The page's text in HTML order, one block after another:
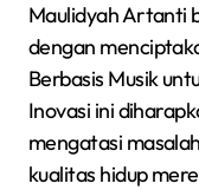
Maulidyah Artanti
dengan
Berbasis Musik
Inovasi ini
mengatasi
kualitas hidup